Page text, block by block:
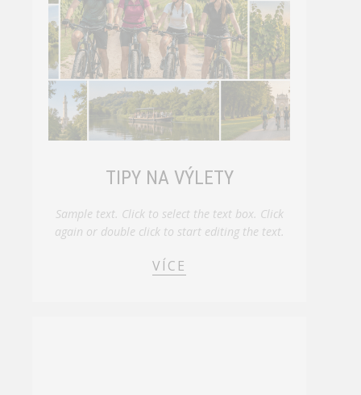
Sample text. Click to select the text box. Click
again or double click to start editing the text.
VÍCE